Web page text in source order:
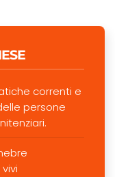
correnti e
persone